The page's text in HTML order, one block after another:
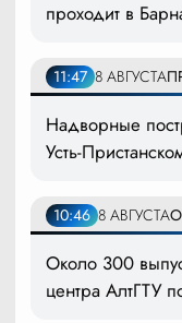
проходит в
11:47 8 АВГУСТА
Надворные
Усть-
10:46 8 АВГУСТА
Около 300
центра АлтГТУ